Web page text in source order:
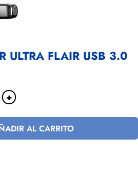
ULTRA FLAIR USB 3.0
+
AL CARRITO